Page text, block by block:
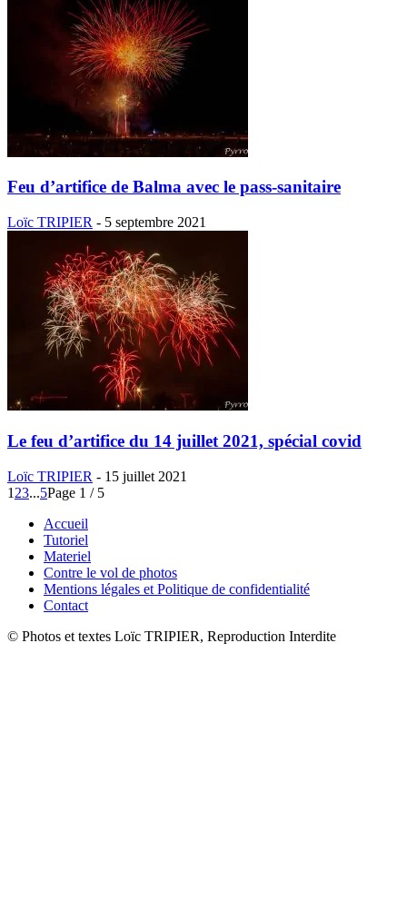
Feu d’artifice de Balma avec le pass-sanitaire
Loïc TRIPIER - 5 septembre 2021
Le feu d’artifice du 14 juillet 2021, spécial covid
Loïc TRIPIER - 15 juillet 2021
1 23...5Page 1 / 5
Accueil
Tutoriel
Materiel
Contre le vol de photos
Mentions légales et Politique de confidentialité
Contact
© Photos et textes Loïc TRIPIER, Reproduction Interdite